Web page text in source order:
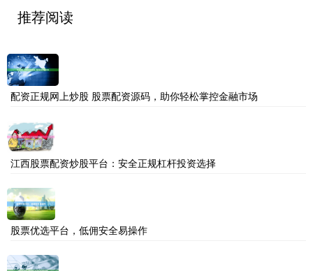
推荐阅读
配资正规网上炒股 股票配资源码，助你轻松掌控金融市场
江西股票配资炒股平台：安全正规杠杆投资选择
股票优选平台，低佣安全易操作